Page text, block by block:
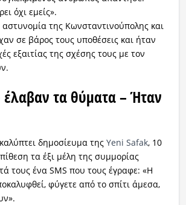
όχι εμείς».
της Κωνσταντινούπολης και
σε βάρος τους υποθέσεις και ήταν
εξαιτίας της σχέσης τους με τον
έλαβαν τα θύματα – Ήταν
δημοσίευμα της Yeni Safak, 10
τα έξι μέλη της συμμορίας
τους ένα SMS που τους έγραφε: «Η
φύγετε από το σπίτι άμεσα,